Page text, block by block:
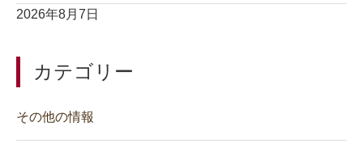
2026年8月7日
カテゴリー
その他の情報